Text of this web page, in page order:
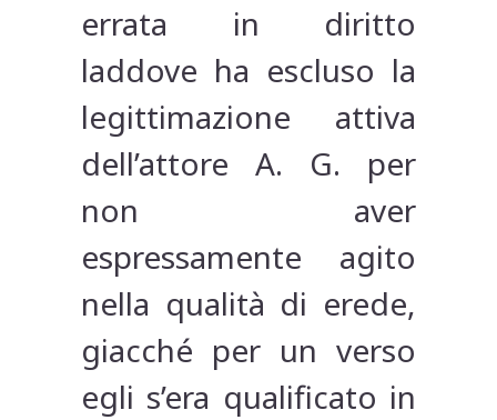
errata in diritto
laddove ha escluso la
legittimazione attiva
dell’attore A. G. per
non aver
espressamente agito
nella qualità di erede,
giacché per un verso
egli s’era qualificato in